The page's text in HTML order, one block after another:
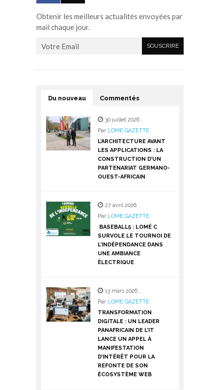
Obtenir les meilleurs actualités envoyées par
mail chaque jour.
Du nouveau Commentés
30 juillet 2026 ,
Par LOME GAZETTE
L’ARCHITECTURE AVANT
LES APPLICATIONS : LA
CONSTRUCTION D’UN
PARTENARIAT GERMANO-
OUEST-AFRICAIN
27 avril 2026 ,
Par LOME GAZETTE
BASEBALL5 : LOMÉ C
SURVOLE LE TOURNOI DE
L’INDÉPENDANCE DANS
UNE AMBIANCE
ÉLECTRIQUE
13 mars 2026 ,
Par LOME GAZETTE
TRANSFORMATION
DIGITALE : UN LEADER
PANAFRICAIN DE L’IT
LANCE UN APPEL À
MANIFESTATION
D’INTÉRÊT POUR LA
REFONTE DE SON
ÉCOSYSTÈME WEB